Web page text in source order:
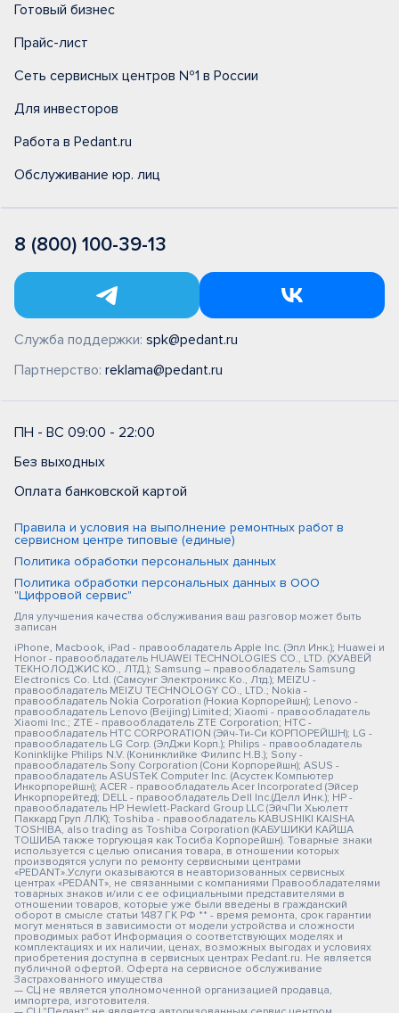
Готовый бизнес
Прайс-лист
Сеть сервисных центров №1 в России
Для инвесторов
Работа в Pedant.ru
Обслуживание юр. лиц
8 (800) 100-39-13
Служба поддержки: spk@pedant.ru
Партнерство: reklama@pedant.ru
ПН - ВС 09:00 - 22:00
Без выходных
Оплата банковской картой
Правила и условия на выполнение ремонтных работ в
сервисном центре типовые (единые)
Политика обработки персональных данных
Политика обработки персональных данных в ООО
"Цифровой сервис"
Для улучшения качества обслуживания ваш разговор может быть
записан
iPhone, Macbook, iPad - правообладатель Apple Inc. (Эпл Инк.); Huawei и
Honor - правообладатель HUAWEI TECHNOLOGIES CO., LTD. (ХУАВЕЙ
ТЕКНОЛОДЖИС КО., ЛТД.); Samsung – правообладатель Samsung
Electronics Co. Ltd. (Самсунг Электроникс Ко., Лтд.); MEIZU -
правообладатель MEIZU TECHNOLOGY CO., LTD.; Nokia -
правообладатель Nokia Corporation (Нокиа Корпорейшн); Lenovo -
правообладатель Lenovo (Beijing) Limited; Xiaomi - правообладатель
Xiaomi Inc.; ZTE - правообладатель ZTE Corporation; HTC -
правообладатель HTC CORPORATION (Эйч-Ти-Си КОРПОРЕЙШН); LG -
правообладатель LG Corp. (ЭлДжи Корп.); Philips - правообладатель
Koninklijke Philips N.V. (Конинклийке Филипс Н.В.); Sony -
правообладатель Sony Corporation (Сони Корпорейшн); ASUS -
правообладатель ASUSTeK Computer Inc. (Асустек Компьютер
Инкорпорейшн); ACER - правообладатель Acer Incorporated (Эйсер
Инкорпорейтед); DELL - правообладатель Dell Inc.(Делл Инк.); HP -
правообладатель HP Hewlett-Packard Group LLC (ЭйчПи Хьюлетт
Паккард Груп ЛЛК); Toshiba - правообладатель KABUSHIKI KAISHA
TOSHIBA, also trading as Toshiba Corporation (КАБУШИКИ КАЙША
ТОШИБА также торгующая как Тосиба Корпорейшн). Товарные знаки
используется с целью описания товара, в отношении которых
производятся услуги по ремонту сервисными центрами
«PEDANT».Услуги оказываются в неавторизованных сервисных
центрах «PEDANT», не связанными с компаниями Правообладателями
товарных знаков и/или с ее официальными представителями в
отношении товаров, которые уже были введены в гражданский
оборот в смысле статьи 1487 ГК РФ ** - время ремонта, срок гарантии
могут меняться в зависимости от модели устройства и сложности
проводимых работ Информация о соответствующих моделях и
комплектациях и их наличии, ценах, возможных выгодах и условиях
приобретения доступна в сервисных центрах Pedant.ru. Не является
публичной офертой. Оферта на сервисное обслуживание
Застрахованного имущества
— СЦ не является уполномоченной организацией продавца,
импортера, изготовителя.